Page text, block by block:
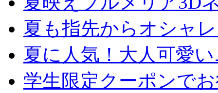
夏も指先からオシャ
夏に人気！大人可愛
学生限定クーポンで